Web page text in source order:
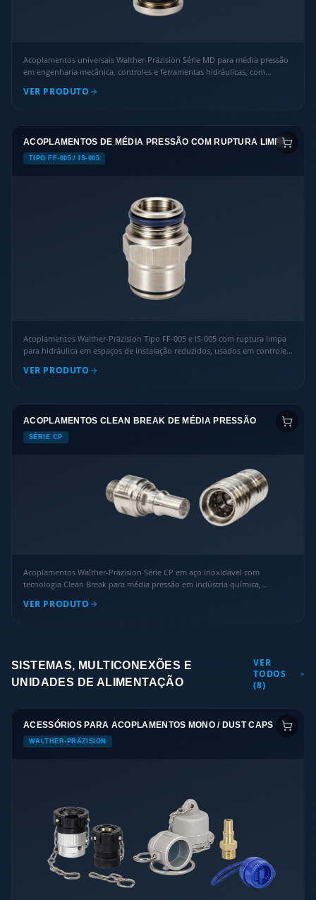
Acoplamentos universais Walther-Präzision Série MD para média pressão
em engenharia mecânica, controles e ferramentas hidráulicas, com
VER PRODUTO
ACOPLAMENTOS DE MÉDIA PRESSÃO COM RUPTURA LIMPA
TIPO FF-005 / IS-005
Acoplamentos Walther-Präzision Tipo FF-005 e IS-005 com ruptura limpa
para hidráulica em espaços de instalação reduzidos, usados em controles
VER PRODUTO
ACOPLAMENTOS CLEAN BREAK DE MÉDIA PRESSÃO
SÉRIE CP
Acoplamentos Walther-Präzision Série CP em aço inoxidável com
tecnologia Clean Break para média pressão em indústria química,
VER PRODUTO
SISTEMAS, MULTICONEXÕES E
UNIDADES DE ALIMENTAÇÃO
VER
TODOS
(8)
ACESSÓRIOS PARA ACOPLAMENTOS MONO / DUST CAPS
WALTHER-PRÄZISION